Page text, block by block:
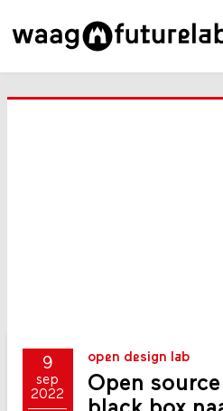
9
sep
2022
open design lab
Open